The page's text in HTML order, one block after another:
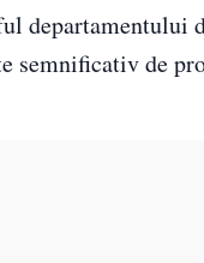
departamentului
semnificativ de